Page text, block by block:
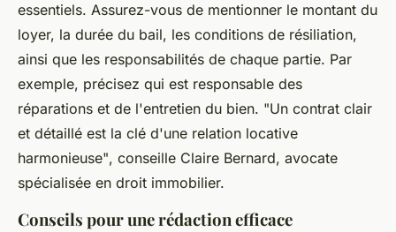
essentiels. Assurez-vous de mentionner le montant du
loyer, la durée du bail, les conditions de résiliation,
ainsi que les responsabilités de chaque partie. Par
exemple, précisez qui est responsable des
réparations et de l'entretien du bien. "Un contrat clair
et détaillé est la clé d'une relation locative
harmonieuse", conseille Claire Bernard, avocate
spécialisée en droit immobilier.
Conseils pour une rédaction efficace